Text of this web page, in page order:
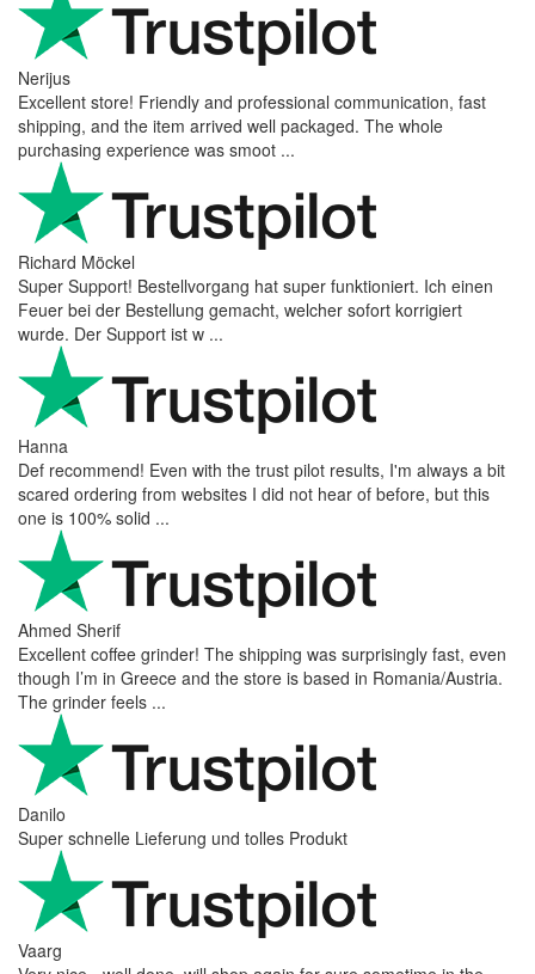
Jūsu jautājums
Pievienot jautājumu
Atsauksmes no mūsu klientiem
Reviews 79 • Excellent
more reviews
Andres
I bought a cafelat robot, the delivery was really fast and the
products were in great conditions. I will be buying again. The
shipping to Switzerland ...
Mihaylovich
perfect all product,company,delivery, thanks recomended
Nerijus
Excellent store! Friendly and professional communication, fast
shipping, and the item arrived well packaged. The whole
purchasing experience was smoot ...
Richard Möckel
Super Support! Bestellvorgang hat super funktioniert. Ich einen
Feuer bei der Bestellung gemacht, welcher sofort korrigiert
wurde. Der Support ist w ...